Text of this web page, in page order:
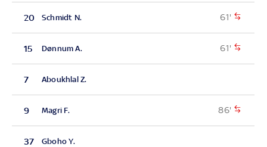
20 Schmidt N. 61'
15 Dønnum A. 61'
7 Aboukhlal Z.
9 Magri F. 86'
37 Gboho Y.